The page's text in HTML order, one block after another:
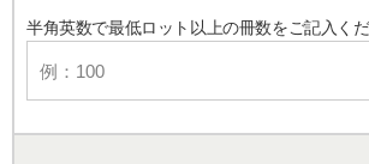
半角英数で最低ロット以上の冊数をご記入く